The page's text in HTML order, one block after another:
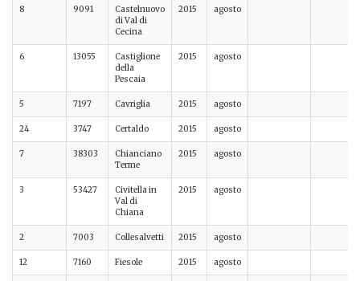
8 9091
Castelnuovo
di Val di
Cecina
2015 agosto
6 13055
Castiglione
della
Pescaia
2015 agosto
5 7197 Cavriglia 2015 agosto
24 3747 Certaldo 2015 agosto
7 38303
Chianciano
Terme
2015 agosto
3 53427
Civitella in
Val di
Chiana
2015 agosto
2 7003 Collesalvetti 2015 agosto
12 7160 Fiesole 2015 agosto